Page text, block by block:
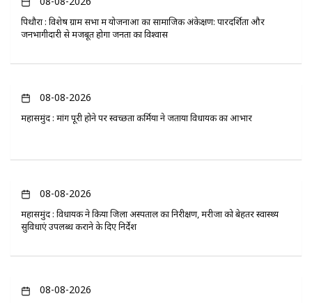
पिथौरा : विशेष ग्राम सभा में योजनाओं का सामाजिक अंकेक्षण: पारदर्शिता और
जनभागीदारी से मजबूत होगा जनता का विश्वास
08-08-2026
महासमुंद : मांग पूरी होने पर स्वच्छता कर्मियों ने जताया विधायक का आभार
08-08-2026
महासमुंद : विधायक ने किया जिला अस्पताल का निरीक्षण, मरीजों को बेहतर स्वास्थ्य
सुविधाएं उपलब्ध कराने के दिए निर्देश
08-08-2026